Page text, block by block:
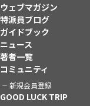
ウェブマガジン
特派員ブログ
ガイドブック
ニュース
著者一覧
コミュニティ
新規会員登録
GOOD LUCK TRIP